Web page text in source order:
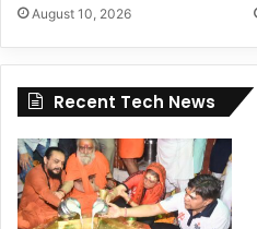
August 10, 2026
Recent Tech News